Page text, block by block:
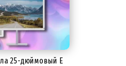
25-дюймовый E